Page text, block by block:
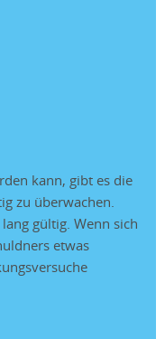
kann, gibt es die
zu überwachen.
gültig. Wenn sich
etwas